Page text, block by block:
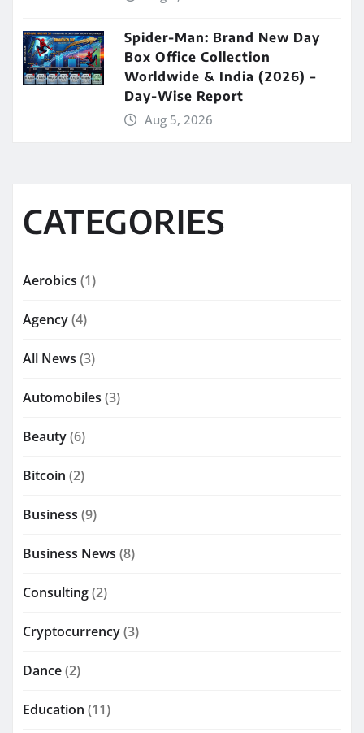
Spider-Man: Brand New Day
Box Office Collection
Worldwide & India (2026) –
Day-Wise Report
Aug 5, 2026
CATEGORIES
Aerobics (1)
Agency(4)
All News (3)
Automobiles (3)
Beauty(6)
Bitcoin (2)
Business (9)
Business News (8)
Consulting(2)
Cryptocurrency(3)
Dance(2)
Education (11)